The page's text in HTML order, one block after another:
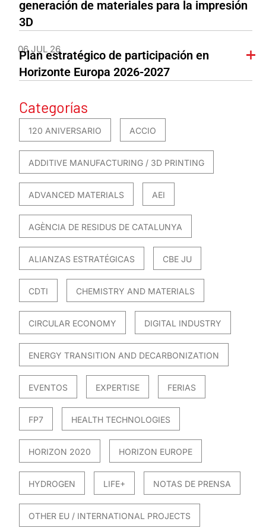
generación de materiales para la impresión
3D
06 JUL 26
Plan estratégico de participación en
Horizonte Europa 2026-2027
Categorías
120 ANIVERSARIO ACCIO
ADDITIVE MANUFACTURING / 3D PRINTING
ADVANCED MATERIALS AEI
AGÈNCIA DE RESIDUS DE CATALUNYA
ALIANZAS ESTRATÉGICAS CBE JU
CDTI CHEMISTRY AND MATERIALS
CIRCULAR ECONOMY DIGITAL INDUSTRY
ENERGY TRANSITION AND DECARBONIZATION
EVENTOS EXPERTISE FERIAS
FP7 HEALTH TECHNOLOGIES
HORIZON 2020 HORIZON EUROPE
HYDROGEN LIFE+ NOTAS DE PRENSA
OTHER EU / INTERNATIONAL PROJECTS